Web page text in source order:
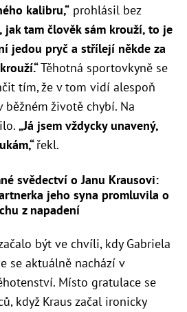
kalibru,“ prohlásil bez
jak tam člověk sám krouží, to je
jedou pryč a střílejí někde za
Těhotná sportovkyně se
tím, že v tom vidí alespoň
životě chybí. Na
„Já jsem vždycky unavený,
řekl.
svědectví o Janu Krausovi:
jeho syna promluvila o
z napadení
být ve chvíli, kdy Gabriela
se aktuálně nachází v
Místo gratulace se
když Kraus začal ironicky